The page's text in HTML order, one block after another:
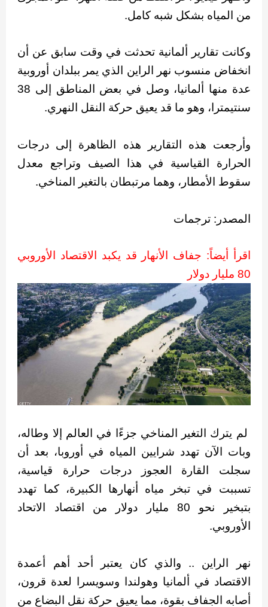
من المياه بشكل شبه كامل.
وكانت تقارير ألمانية تحدثت في وقت سابق عن أن
انخفاض منسوب نهر الراين الذي يمر ببلدان أوروبية
عدة منها ألمانيا، وصل في بعض المناطق إلى 38
سنتيمترا، وهو ما قد يعيق حركة النقل النهري.
وأرجعت هذه التقارير هذه الظاهرة إلى درجات
الحرارة القياسية في هذا الصيف وتراجع معدل
سقوط الأمطار، وهما مرتبطان بالتغير المناخي.
المصدر: ترجمات
اقرأ أيضاً: جفاف الأنهار قد يكبد الاقتصاد الأوروبي
80 مليار دولار
لم يترك التغير المناخي جزءًا في العالم إلا وطاله،
وبات الآن تهدد شرايين المياه في أوروبا، بعد أن
سجلت القارة العجوز درجات حرارة قياسية،
تسببت في تبخر مياه أنهارها الكبيرة، كما تهدد
بتبخير نحو 80 مليار دولار من اقتصاد الاتحاد
الأوروبي.
نهر الراين .. والذي كان يعتبر أحد أهم أعمدة
الاقتصاد في ألمانيا وهولندا وسويسرا لعدة قرون،
أصابه الجفاف بقوة، مما يعيق حركة نقل البضاع من